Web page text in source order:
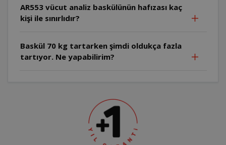
AR553 vücut analiz baskülünün hafızası kaç
kişi ile sınırlıdır?
Baskül 70 kg tartarken şimdi oldukça fazla
tartıyor. Ne yapabilirim?